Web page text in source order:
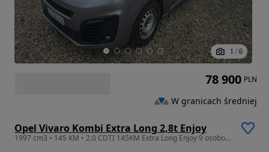
1 / 6
Opel Vivaro Kombi Extra Long 2,8t Enjoy
1997 cm3 • 145 KM • 2.0 CDTI 145KM Extra Long Enjoy 9 osobowy Salon PL OKAZJA ! ! !
78 900 PLN
W granicach średniej